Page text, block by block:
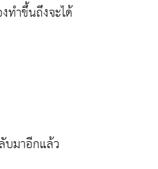
ทำขึ้นถึงจะได้
บมาอีกแล้ว